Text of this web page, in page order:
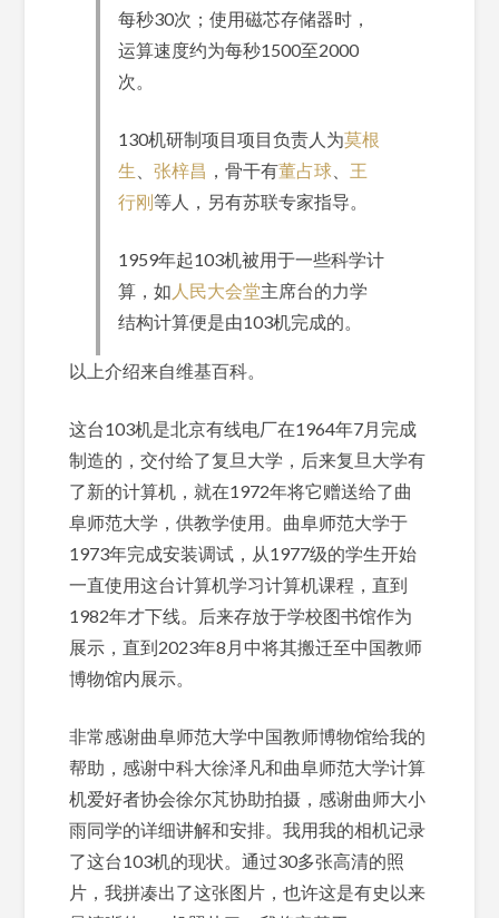
每秒30次；使用磁芯存储器时，
运算速度约为每秒1500至2000
次。
130机研制项目项目负责人为莫根
生 、张梓昌 ，骨干有董占球
王
行刚等人，另有苏联专家指导。
1959年起103机被用于一些科学计
算，如 人民大会堂主席台的力学
结构计算便是由103机完成的。
以上介绍来自维基百科。
这台103机是北京有线电厂在1964年7月完成
制造的，交付给了复旦大学，后来复旦大学有
了新的计算机，就在1972年将它赠送给了曲
阜师范大学，供教学使用。曲阜师范大学于
1973年完成安装调试，从1977级的学生开始
一直使用这台计算机学习计算机课程，直到
1982年才下线。后来存放于学校图书馆作为
展示，直到2023年8月中将其搬迁至中国教师
博物馆内展示。
非常感谢曲阜师范大学中国教师博物馆给我的
帮助，感谢中科大徐泽凡和曲阜师范大学计算
机爱好者协会徐尔芃协助拍摄，感谢曲师大小
雨同学的详细讲解和安排。我用我的相机记录
了这台103机的现状。通过30多张高清的照
片，我拼凑出了这张图片，也许这是有史以来